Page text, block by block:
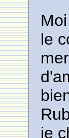
le
je